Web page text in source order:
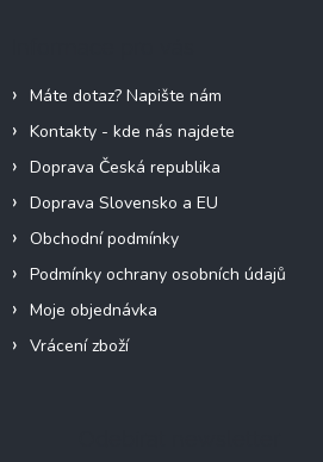
s
Máte dotaz? Napište nám
Kontakty - kde nás najdete
Doprava Česká republika
Doprava Slovensko a EU
Obchodní podmínky
Podmínky ochrany osobních údajů
Moje objednávka
Vrácení zboží